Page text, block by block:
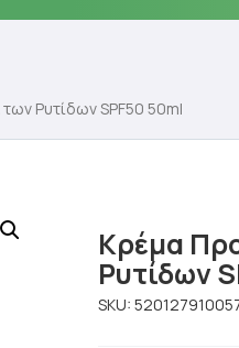
Ρυτίδων SPF50 50ml
Κρέμα
Ρυτίδων
SKU: